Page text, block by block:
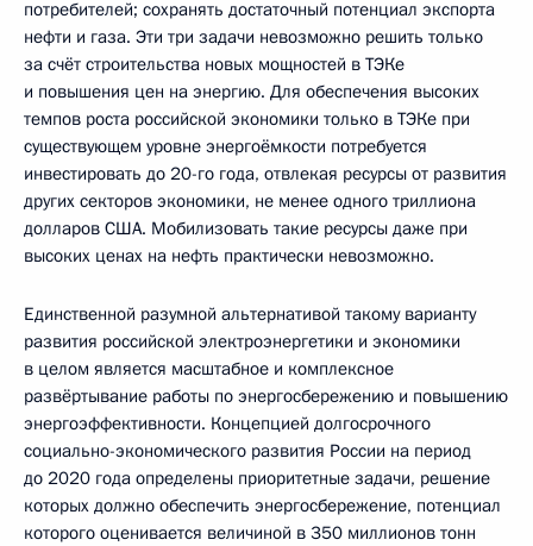
потребителей; сохранять достаточный потенциал экспорта
нефти и газа. Эти три задачи невозможно решить только
за счёт строительства новых мощностей в ТЭКе
и повышения цен на энергию. Для обеспечения высоких
темпов роста российской экономики только в ТЭКе при
существующем уровне энергоёмкости потребуется
инвестировать до 20-го года, отвлекая ресурсы от развития
других секторов экономики, не менее одного триллиона
долларов США. Мобилизовать такие ресурсы даже при
высоких ценах на нефть практически невозможно.
Единственной разумной альтернативой такому варианту
развития российской электроэнергетики и экономики
в целом является масштабное и комплексное
развёртывание работы по энергосбережению и повышению
энергоэффективности. Концепцией долгосрочного
социально-экономического развития России на период
до 2020 года определены приоритетные задачи, решение
которых должно обеспечить энергосбережение, потенциал
которого оценивается величиной в 350 миллионов тонн